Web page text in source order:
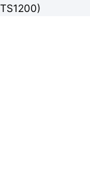
TS1200)